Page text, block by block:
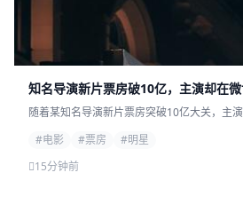
知名导演新片票房破10亿，主演却在微
随着某知名导演新片票房突破10亿大关，主
#电影
#票房
#明星
15分钟前